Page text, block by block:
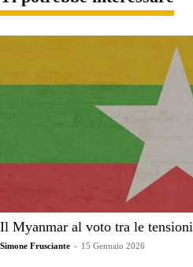
Il Myanmar al voto tra le tensioni
Simone Frusciante - 15 Gennaio 2026